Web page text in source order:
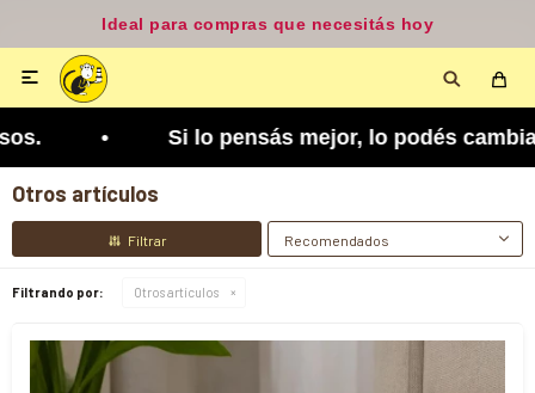
Disponible según zona y cobertura

lo podés cambiar. Tenés 5 días para
Otros artículos
Recomendados
Filtrando por: Otros artículos